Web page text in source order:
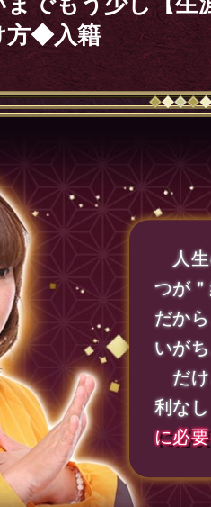
方◆入籍
人生
つが
だか
いがち
だけ
利な
に必